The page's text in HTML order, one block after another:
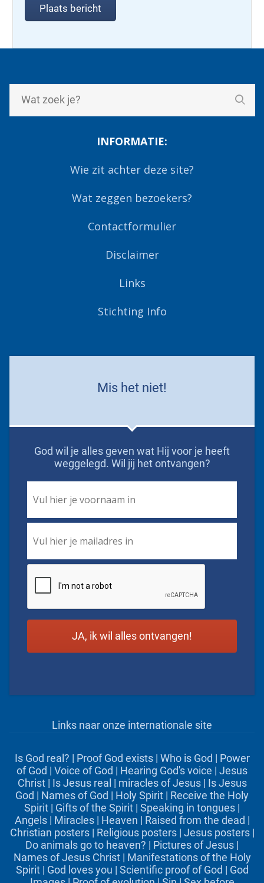
INFORMATIE:
Wie zit achter deze site?
Wat zeggen bezoekers?
Contactformulier
Disclaimer
Links
Stichting Info
Mis het niet!
God wil je alles geven wat Hij voor je heeft
weggelegd. Wil jij het ontvangen?
Name *
Links naar onze internationale site
Is God real? | Proof God exists| Who is God | Power
of God | Voice of God | Hearing God's voice | Jesus
Christ| Is Jesus real | miracles of Jesus| Is Jesus
God | Names of God | Holy Spirit | Receive the Holy
Spirit | Gifts of the Spirit | Speaking in tongues |
Angels| Miracles| Heaven | Raised from the dead |
Christian posters| Religious posters| Jesus posters|
Do animals go to heaven? | Pictures of Jesus |
Names of Jesus Christ| Manifestations of the Holy
Spirit| God loves you | Scientific proof of God | God